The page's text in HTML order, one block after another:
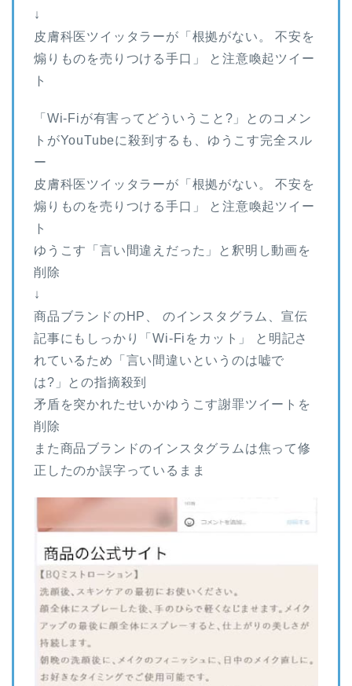
↓
皮膚科医ツイッタラーが「根拠がない。 不安を
煽りものを売りつける手口」 と注意喚起ツイー
ト
「Wi-Fiが有害ってどういうこと?」とのコメン
トがYouTubeに殺到するも、ゆうこす完全スル
ー
皮膚科医ツイッタラーが「根拠がない。 不安を
煽りものを売りつける手口」 と注意喚起ツイー
ト
ゆうこす「言い間違えだった」と釈明し動画を
削除
↓
商品ブランドのHP、 のインスタグラム、宣伝
記事にもしっかり「Wi-Fiをカット」 と明記さ
れているため「言い間違いというのは嘘で
は?」との指摘殺到
矛盾を突かれたせいかゆうこす謝罪ツイートを
削除
また商品ブランドのインスタグラムは焦って修
正したのか誤字っているまま